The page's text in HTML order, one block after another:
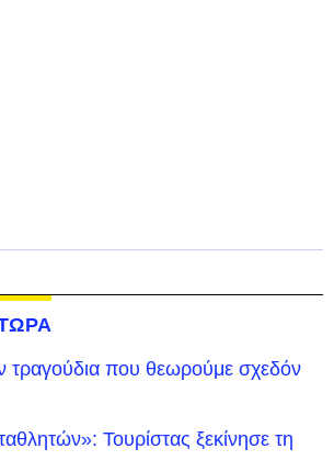
τραγούδια που θεωρούμε σχεδόν
Τουρίστας ξεκίνησε τη